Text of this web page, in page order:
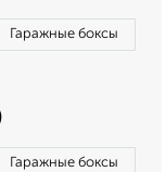
Гаражные боксы
Гаражные боксы